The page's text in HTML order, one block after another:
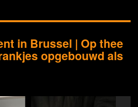
in Brussel | Op thee
opgebouwd als